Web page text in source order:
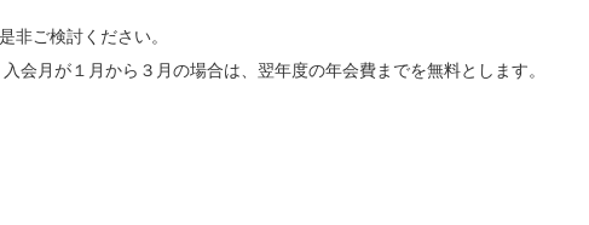
非ご検討ください。
会月が１月から３月の場合は、翌年度の年会費までを無料とします。